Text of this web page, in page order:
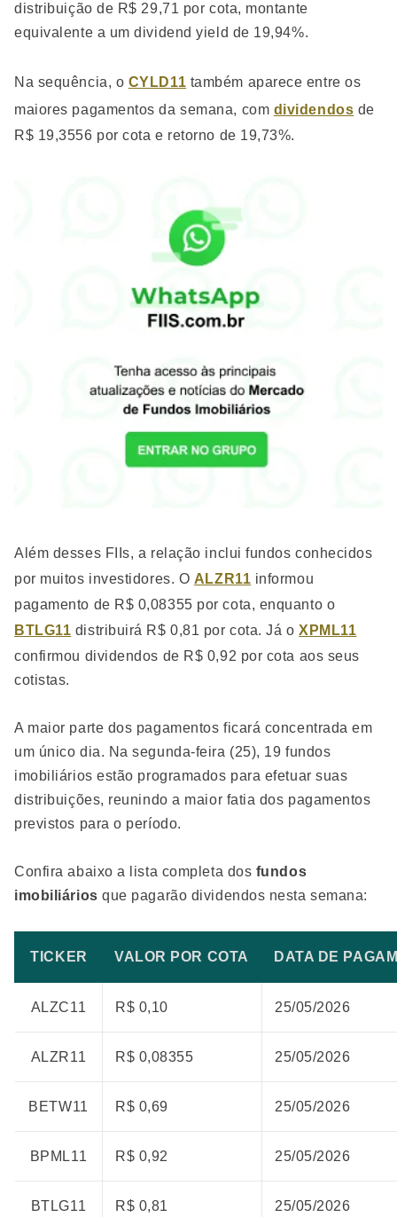
distribuição de R$ 29,71 por cota, montante
equivalente a um dividend yield de 19,94%.
Na sequência, o CYLD11 também aparece entre os
maiores pagamentos da semana, com dividendos de
R$ 19,3556 por cota e retorno de 19,73%.
Além desses FIIs, a relação inclui fundos conhecidos
por muitos investidores. O ALZR11 informou
pagamento de R$ 0,08355 por cota, enquanto o
BTLG11 distribuirá R$ 0,81 por cota. Já oXPML11
confirmou dividendos de R$ 0,92 por cota aos seus
cotistas.
A maior parte dos pagamentos ficará concentrada em
um único dia. Na segunda-feira (25), 19 fundos
imobiliários estão programados para efetuar suas
distribuições, reunindo a maior fatia dos pagamentos
previstos para o período.
Confira abaixo a lista completa dos fundos
imobiliários que pagarão dividendos nesta semana:
TICKER VALOR POR COTA DATA DE
ALZC11 R$ 0,10 25/05/2026
ALZR11 R$ 0,08355 25/05/2026
BETW11 R$ 0,69 25/05/2026
BPML11 R$ 0,92 25/05/2026
BTLG11 R$ 0,81 25/05/2026